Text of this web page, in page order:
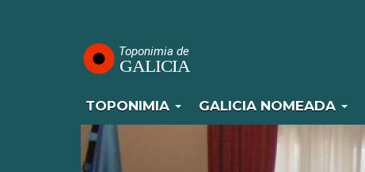
principal
TOPONIMIA GALICIA NOMEADA